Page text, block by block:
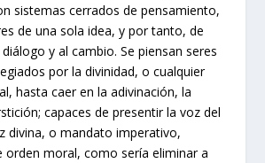
sistemas cerrados de pensamiento,
de una sola idea, y por tanto, de
y al cambio. Se piensan seres
por la divinidad, o cualquier
hasta caer en la adivinación, la
capaces de presentir la voz del
divina, o mandato imperativo,
orden moral, como sería eliminar a